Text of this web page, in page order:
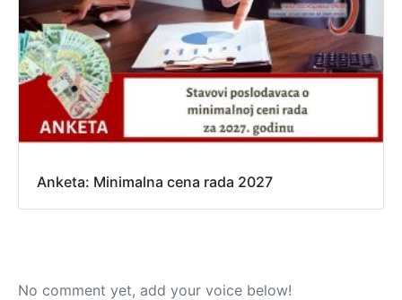
Anketa: Minimalna cena rada 2027
No comment yet, add your voice below!